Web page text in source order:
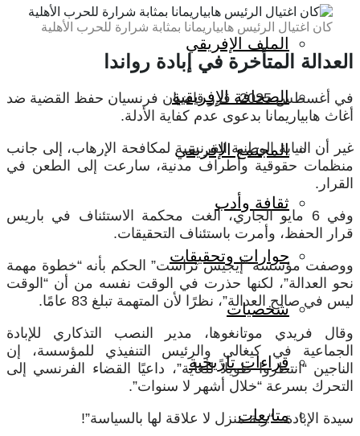
الملف الإفريقي
الصحافة الإفريقية
المجتمع الإفريقي
ثقافة وأدب
حوارات وتحقيقات
شخصيات
قراءات تاريخية
متابعات
كان اغتيال الرئيس هابياريمانا بمثابة شرارة للحرب الأهلية
العدالة المتأخرة في إبادة رواندا
في أغسطس 2025، قرر قاضيان فرنسيان حفظ القضية ضد
أغاث هابياريمانا بدعوى عدم كفاية الأدلة.
غير أن النيابة الوطنية الفرنسية لمكافحة الإرهاب، إلى جانب
منظمات حقوقية وأطراف مدنية، سارعت إلى الطعن في
القرار.
وفي 6 مايو الجاري، ألغت محكمة الاستئناف في باريس
قرار الحفظ، وأمرت باستئناف التحقيقات.
ووصفت مؤسسة “إيجيس تراست” الحكم بأنه “خطوة مهمة
نحو العدالة”، لكنها حذرت في الوقت نفسه من أن “الوقت
ليس في صالح العدالة”، نظرًا لأن المتهمة تبلغ 83 عامًا.
وقال فريدي موتانغوها، مدير النصب التذكاري للإبادة
الجماعية في كيغالي والرئيس التنفيذي للمؤسسة، إن
الناجين “انتظروا طويلاً للغاية”، داعيًا القضاء الفرنسي إلى
التحرك بسرعة “خلال أشهر لا سنوات”.
سيدة الإبادة.. “ربة منزل لا علاقة لها بالسياسة”!